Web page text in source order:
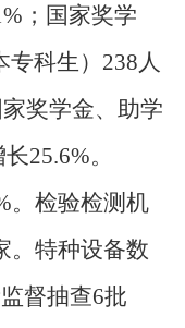
；国家奖学
科生） 238 人
家奖学金、助学
长25.6%。
。检验检测机
。特种设备数
督抽查6批